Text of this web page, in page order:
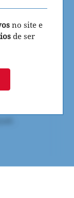
no site e
de ser